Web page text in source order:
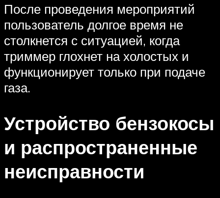
После проведения мероприятий
пользователь долгое время не
столкнется с ситуацией, когда
триммер глохнет на холостых и
функционирует только при подаче
газа.
Устройство бензокосы
и распространенные
неисправности